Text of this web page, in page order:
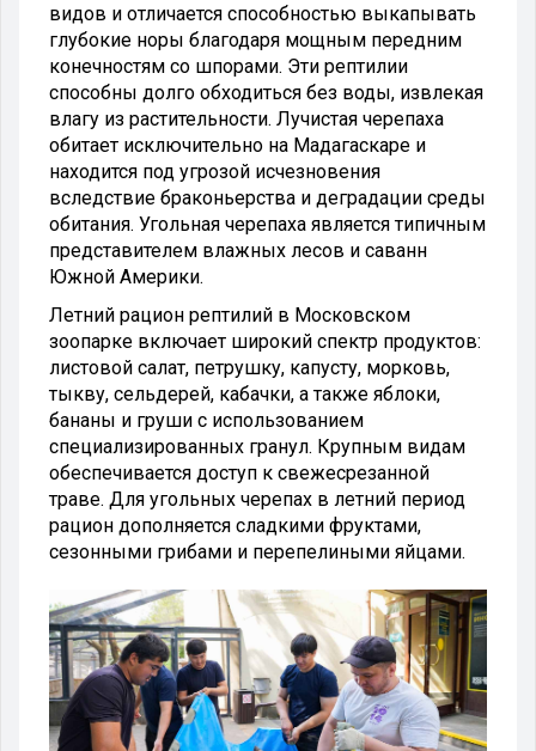
видов и отличается способностью выкапывать
глубокие норы благодаря мощным передним
конечностям со шпорами. Эти рептилии
способны долго обходиться без воды, извлекая
влагу из растительности. Лучистая черепаха
обитает исключительно на Мадагаскаре и
находится под угрозой исчезновения
вследствие браконьерства и деградации среды
обитания. Угольная черепаха является типичным
представителем влажных лесов и саванн
Южной Америки.
Летний рацион рептилий в Московском
зоопарке включает широкий спектр продуктов:
листовой салат, петрушку, капусту, морковь,
тыкву, сельдерей, кабачки, а также яблоки,
бананы и груши с использованием
специализированных гранул. Крупным видам
обеспечивается доступ к свежесрезанной
траве. Для угольных черепах в летний период
рацион дополняется сладкими фруктами,
сезонными грибами и перепелиными яйцами.